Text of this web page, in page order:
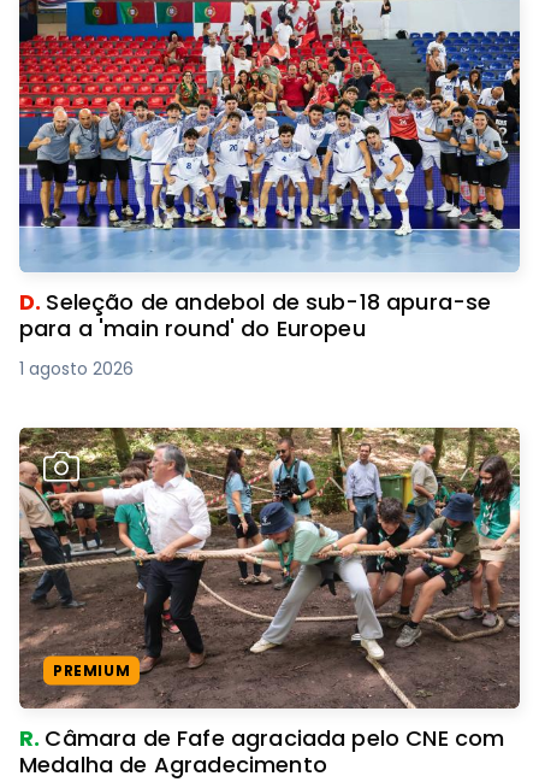
D. Seleção de andebol de sub-18 apura-se
para a 'main round' do Europeu
1 agosto 2026
PREMIUM
R. Câmara de Fafe agraciada pelo CNE com
Medalha de Agradecimento